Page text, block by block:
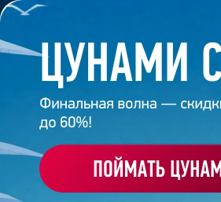
Главная/Блог/Что
9 января 2025 12